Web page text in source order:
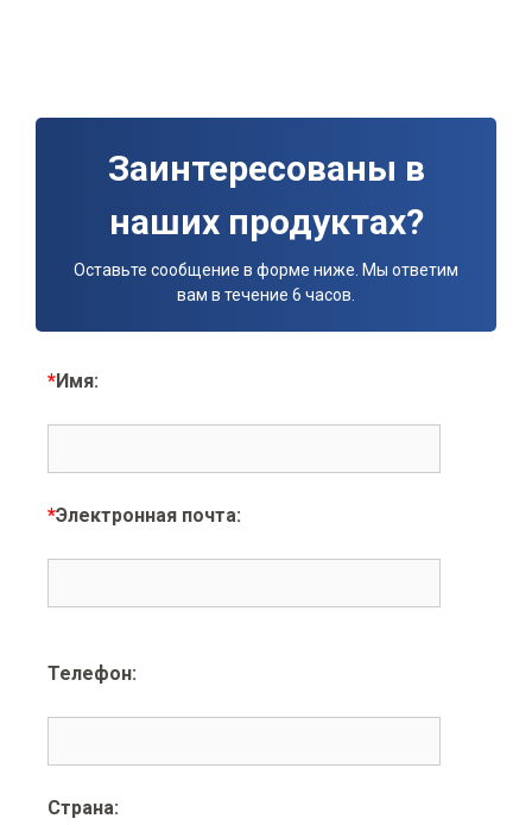
Заинтересованы в
наших продуктах?
Оставьте сообщение в форме ниже. Мы ответим
вам в течение 6 часов.
*Имя:
*Электронная почта:
Телефон:
Страна: